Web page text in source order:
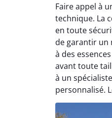
Faire appel à
technique. La
en toute
de garantir un
à des
avant toute
à un
personnalisé.